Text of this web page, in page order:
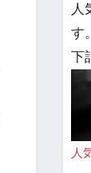
人
す
下
人